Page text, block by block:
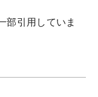
部引用していま